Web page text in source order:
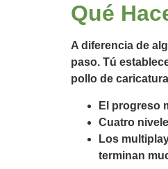
Qué
A diferencia de
paso. Tú
pollo de
El progreso
Cuatro
Los
terminan